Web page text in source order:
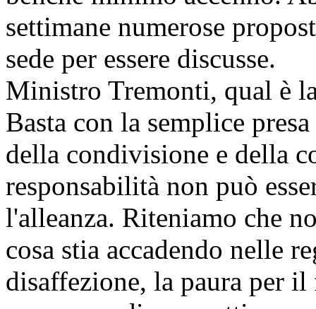
settimane numerose
sede per essere discusse.
Ministro Tremonti, qual è
Basta con la semplice
della condivisione e della
responsabilità non può
l'alleanza. Riteniamo che
cosa stia accadendo nelle
disaffezione, la paura per